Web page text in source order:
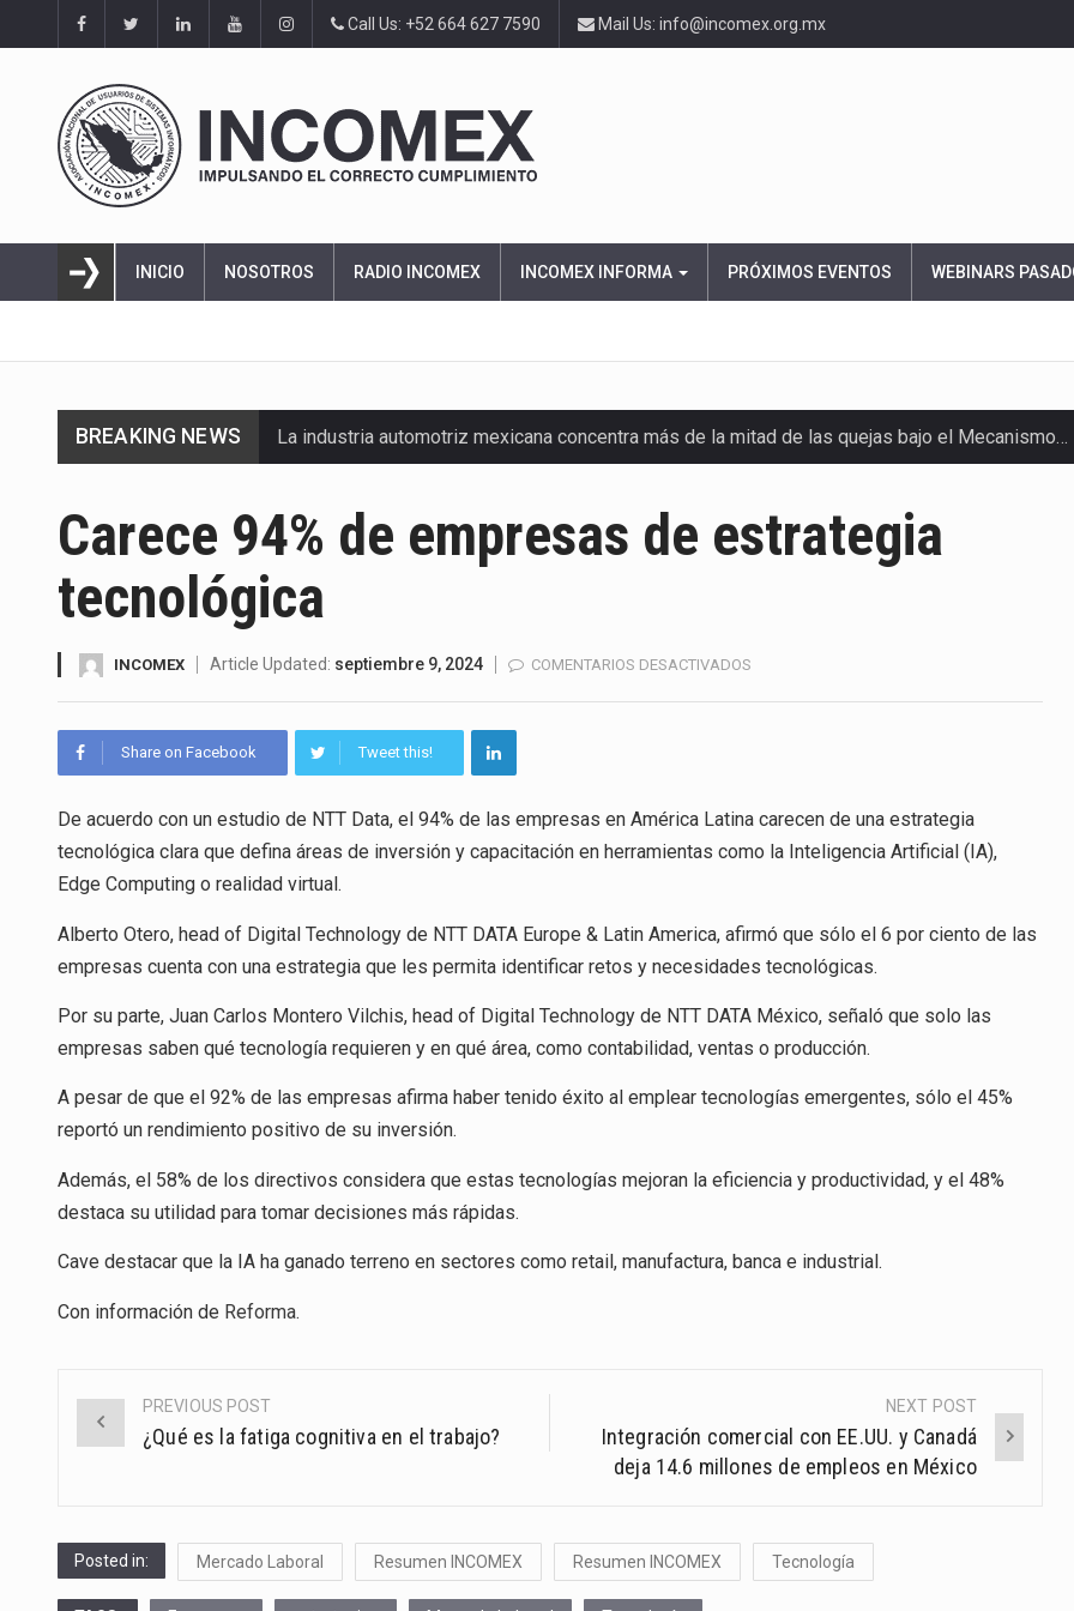
Call Us: +52 664 627 7590 Mail Us: info@incomex.org.mx
INICIO NOSOTROS RADIO INCOMEX INCOMEX INFORMA PRÓXIMOS EVENTOS WEBINARS
BREAKING NEWS La industria automotriz mexicana concentra más de la mitad de las quejas bajo el Mecanismo…
El gobierno de Estados Unidos anunciará un arancel del 15 % sobre los productos fabricados…
El Departamento de Agricultura de Estados Unidos (USDA) suspendió el 5 de agosto de 2026…
El derecho a la previsibilidad de los horarios de trabajo en turnos rotativos podría ser…
El superávit comercial de México con Estados Unidos alcanzó 102,581 millones de dólares
El Tribunal Federal de Justicia Administrativa (TFJA), a través de su Segunda Sala Regional en…
El Gobierno de Estados Unidos ha procesado la devolución de aproximadamente 100,000
Carece 94% de empresas de estrategia
tecnológica
INCOMEX Article Updated: septiembre 9, 2024 COMENTARIOS DESACTIVADOS
ESTRATEGIA
TECNOLÓGICA
Share on Facebook Tweet this!
De acuerdo con un estudio de NTT Data, el 94% de las empresas en América Latina carecen de una estrategia
tecnológica clara que defina áreas de inversión y capacitación en herramientas como la Inteligencia Artificial (IA),
Edge Computing o realidad virtual.
Alberto Otero, head of Digital Technology de NTT DATA Europe & Latin America, afirmó que sólo el 6 por ciento de las
empresas cuenta con una estrategia que les permita identificar retos y necesidades tecnológicas.
Por su parte, Juan Carlos Montero Vilchis, head of Digital Technology de NTT DATA México, señaló que solo las
empresas saben qué tecnología requieren y en qué área, como contabilidad, ventas o producción.
A pesar de que el 92% de las empresas afirma haber tenido éxito al emplear tecnologías emergentes, sólo el 45%
reportó un rendimiento positivo de su inversión.
Además, el 58% de los directivos considera que estas tecnologías mejoran la eficiencia y productividad, y el 48%
destaca su utilidad para tomar decisiones más rápidas.
Cave destacar que la IA ha ganado terreno en sectores como retail, manufactura, banca e industrial.
Con información de Reforma.
Post
navigation
PREVIOUS POST
¿Qué es la fatiga cognitiva en el trabajo?
NEXT POST
Integración comercial con EE.UU. y Canadá
deja 14.6 millones de empleos en México
Posted in: Mercado Laboral Resumen INCOMEX Resumen INCOMEX Tecnología